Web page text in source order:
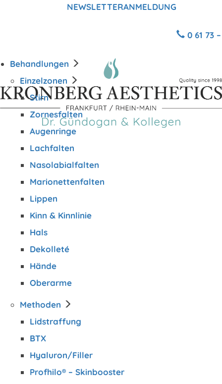
NEWSLETTERANMELDUNG
0 61 73
Behandlungen
Einzelzonen
Stirn
Zornesfalten
Augenringe
Lachfalten
Nasolabialfalten
Marionettenfalten
Lippen
Kinn & Kinnlinie
Hals
Dekolleté
Hände
Oberarme
Methoden
Lidstraffung
BTX
Hyaluron/Filler
Profhilo® – Skinbooster